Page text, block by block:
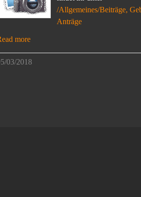
/Allgemeines/Beiträge,
Anträge
more
03/2018